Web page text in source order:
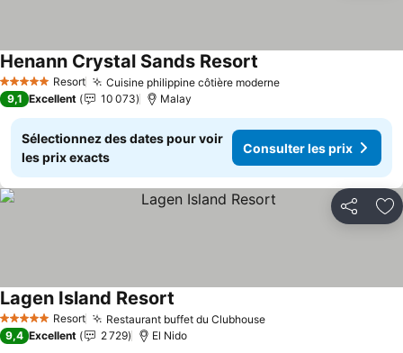
5 Étoiles Resort Cuisine philippine côtière moderneConsulter les prix
Henann Crystal Sands Resort
9,1 Excellent 10 073 Malay
Sélectionnez des dates pour voir
les prix exacts
Consulter les prix
Partager
5 Étoiles Resort Restaurant buffet du ClubhouseConsulter les prix
Lagen Island Resort
9,4 Excellent 2 729 El Nido